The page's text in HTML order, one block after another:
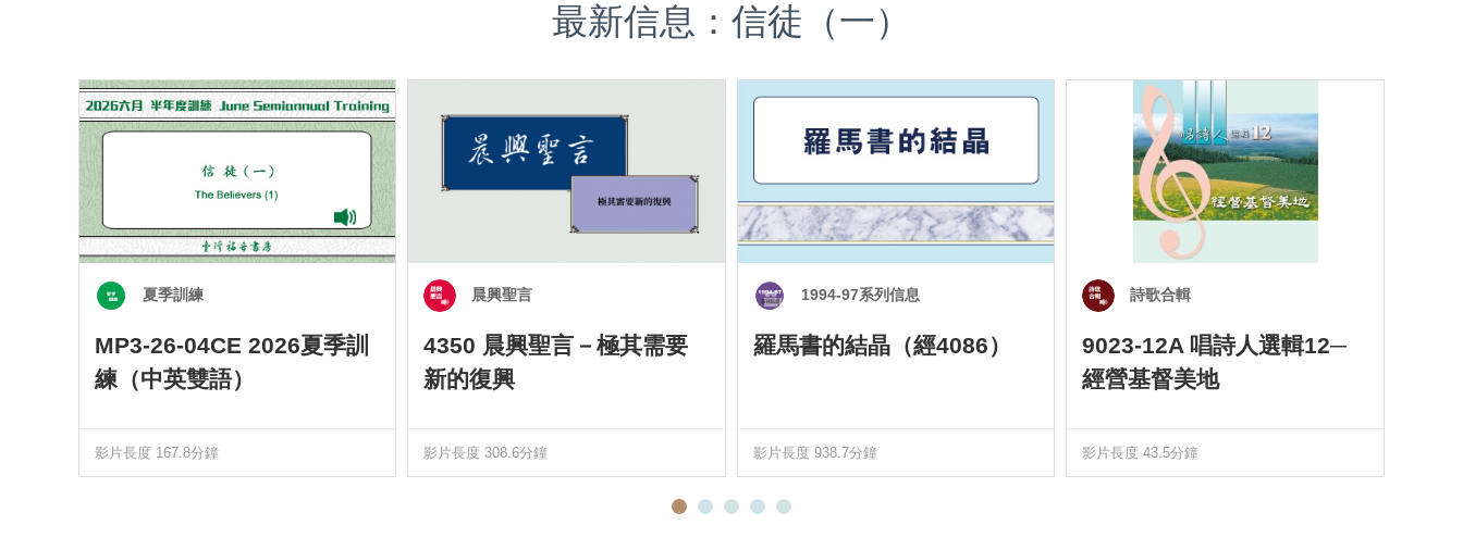
最新信息：信徒（一）
夏季訓練
MP3-26-04CE 2026夏季訓
練（中英雙語）
影片長度 167.8分鐘
晨興聖言
4350 晨興聖言－極其需要
新的復興
影片長度 308.6分鐘
1994-97系列信息
羅馬書的結晶（經4086）
影片長度 938.7分鐘
詩歌合輯
9023-12A 唱詩人選輯12─
經營基督美地
影片長度 43.5分鐘